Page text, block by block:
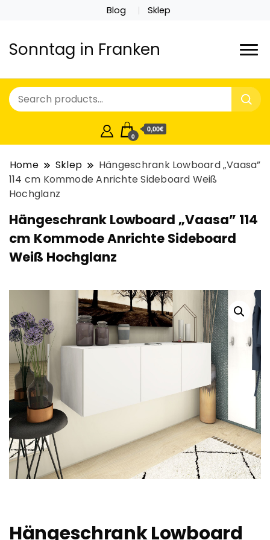
Blog Sklep
Sonntag in Franken
0
0,00€
Home Sklep
Hängeschrank Lowboard „Vaasa”
114 cm Kommode Anrichte Sideboard Weiß
Hochglanz
Hängeschrank Lowboard „Vaasa” 114
cm Kommode Anrichte Sideboard
Weiß Hochglanz
Hängeschrank Lowboard